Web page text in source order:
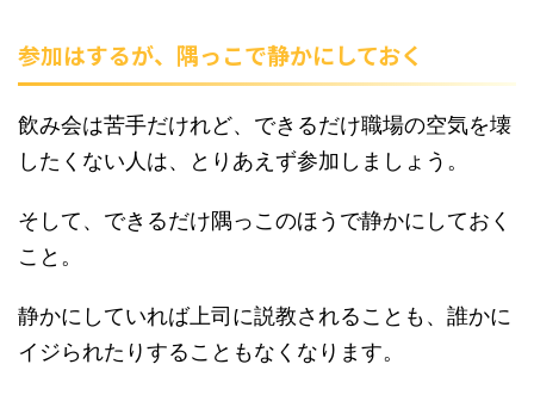
参加はするが、隅っこで静かにしておく
飲み会は苦手だけれど、できるだけ職場の空気を壊
したくない人は、とりあえず参加しましょう。
そして、できるだけ隅っこのほうで静かにしておく
こと。
静かにしていれば上司に説教されることも、誰かに
イジられたりすることもなくなります。